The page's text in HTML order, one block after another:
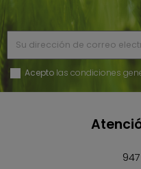
Acepto las condiciones